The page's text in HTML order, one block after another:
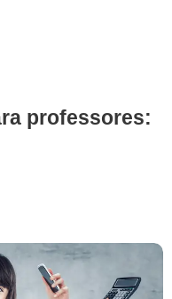
professores: